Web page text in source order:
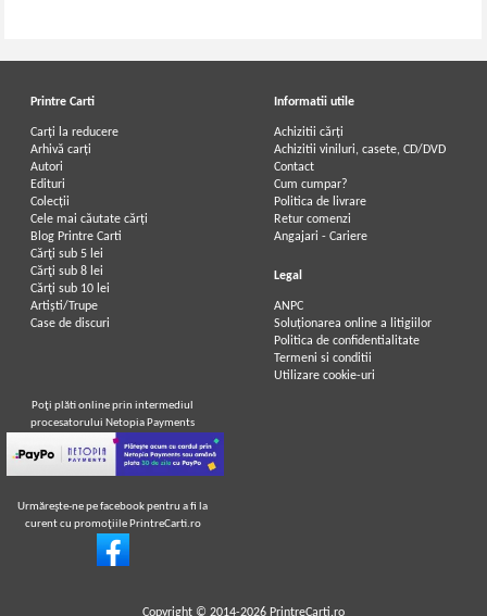
Printre Carti
Carți la reducere
Arhivă carți
Autori
Edituri
Colecții
Cele mai căutate cărți
Blog Printre Carti
Cărţi sub 5 lei
Cărţi sub 8 lei
Cărţi sub 10 lei
Artiști/Trupe
Case de discuri
Informatii utile
Achizitii cărți
Achizitii viniluri, casete, CD/DVD
Contact
Cum cumpar?
Politica de livrare
Retur comenzi
Angajari - Cariere
Legal
ANPC
Soluționarea online a litigiilor
Politica de confidentialitate
Termeni si conditii
Utilizare cookie-uri
Poţi plăti online prin intermediul
procesatorului Netopia Payments
Urmăreşte-ne pe facebook pentru a fi la
curent cu promoţiile PrintreCarti.ro
Copyright © 2014-2026 PrintreCarti.ro